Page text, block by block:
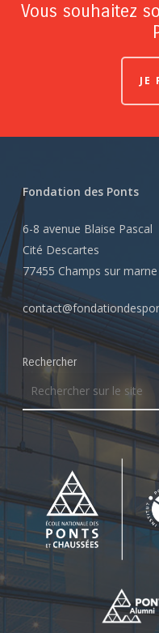
Vous souhaitez
JE
Fondation des Ponts
6-8 avenue Blaise Pascal
Cité Descartes
77455 Champs sur marne
Rechercher